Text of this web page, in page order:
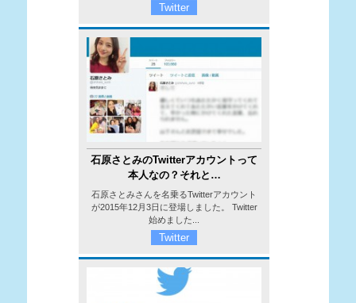
Twitter
石原さとみのTwitterアカウントって
本人なの？それと…
石原さとみさんを名乗るTwitterアカウント
が2015年12月3日に登場しました。 Twitter
始めました...
Twitter